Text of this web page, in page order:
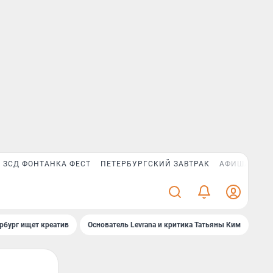
ЗСД ФОНТАНКА ФЕСТ ПЕТЕРБУРГСКИЙ ЗАВТРАК АФИША PLUS
ищет креатив Основатель Levrana и критика Татьяны Ким